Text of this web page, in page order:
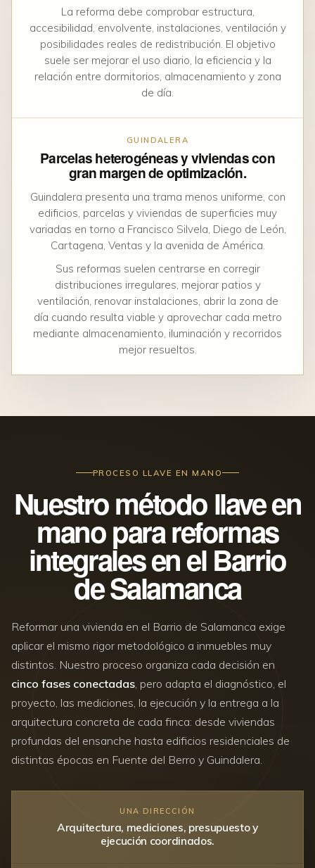
La reforma debe comprobar estructura,
accesibilidad, envolvente, instalaciones, ventilación y
posibilidades reales de redistribución. El objetivo
suele ser mejorar el uso diario, la eficiencia y la
relación entre dormitorios, almacenamiento y zona
de día.
GUINDALERA
Parcelas heterogéneas y viviendas con
gran margen de optimización.
Guindalera presenta una trama menos uniforme, con
edificios, parcelas y viviendas de superficies muy
variadas en torno a Francisco Silvela, Diego de León,
Cartagena, Ventas y la avenida de América.
Sus reformas suelen centrarse en corregir
distribuciones irregulares, mejorar patios y
ventilación, renovar instalaciones, abrir la zona de
día cuando resulta viable y aprovechar cada metro
mediante almacenamiento, iluminación y recorridos
mejor resueltos.
PROCESO LLAVE EN MANO
Nuestro método llave en
mano para reformas
integrales en el Barrio
de Salamanca
Reformar una vivienda en el Barrio de Salamanca exige
aplicar el mismo rigor metodológico a inmuebles muy
distintos. Nuestro proceso organiza cada decisión en
cinco fases conectadas , pero adapta el diagnóstico, el
proyecto, las mediciones, la ejecución y la entrega a la
arquitectura concreta de cada finca: desde viviendas
profundas del ensanche hasta edificios residenciales de
distintas épocas en Fuente del Berro y Guindalera.
UNA DIRECCIÓN
Arquitectura, mediciones, presupuesto y
ejecución coordinados.